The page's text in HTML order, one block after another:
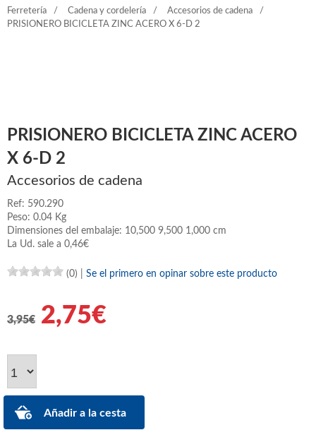
Ferretería Cadena y cordelería
Accesorios de cadena
PRISIONERO BICICLETA ZINC ACERO X 6-D 2
PRISIONERO BICICLETA ZINC ACERO
X 6-D 2
Accesorios de cadena
Ref: 590.290
Peso: 0.04 Kg
Dimensiones del embalaje: 10,500 9,500 1,000 cm
La Ud. sale a 0,46€
(0) Se el primero en opinar sobre este producto
3,95€ 2,75€